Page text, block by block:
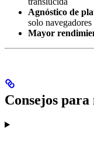
Agnóstico de
solo navegadores
Mayor
Consejos